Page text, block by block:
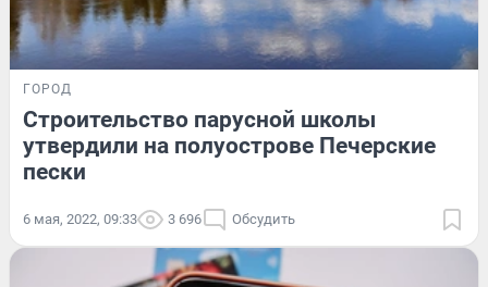
ГОРОД
Строительство парусной школы
утвердили на полуострове Печерские
пески
6 мая, 2022, 09:33 3 696 Обсудить